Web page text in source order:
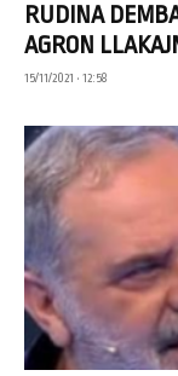
RUDINA
AGRON
15/11/2021 • 12:58